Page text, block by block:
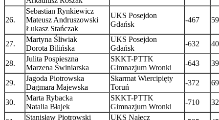
26.
Sebastian Rynkiewicz
Mateusz Andruszowski
Łukasz Stańczak
UKS Posejdon
Gdańsk
-467
27.
Martyna Śliwiak
Dorota Bilińska
UKS Posejdon
Gdańsk
-632
28.
Julita Pospieszna
Marzena Świniarska
SKKT-PTTK
Gimnazjum Wronki
-643
29.
Jagoda Piotrowska
Dagmara Majewska
Skarmat Wiercipięty
Toruń
-372
30.
Marta Rybacka
Natalia Błajek
SKKT-PTTK
Gimnazjum Wronki
-710
Stanisław Piotrowski
UKS Nałęcz